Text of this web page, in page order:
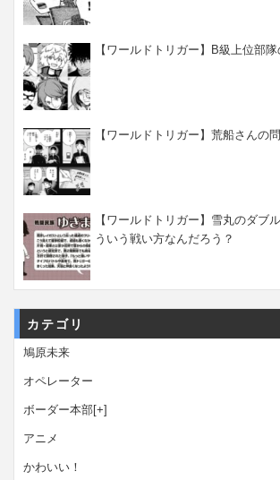
【ワールドトリガー】B級上位部
【ワールドトリガー】荒船さんの
【ワールドトリガー】雪丸のダブ
ういう戦い方なんだろう？
カテゴリ
鳩原未来
オペレーター
ボーダー本部[+]
アニメ
かわいい！